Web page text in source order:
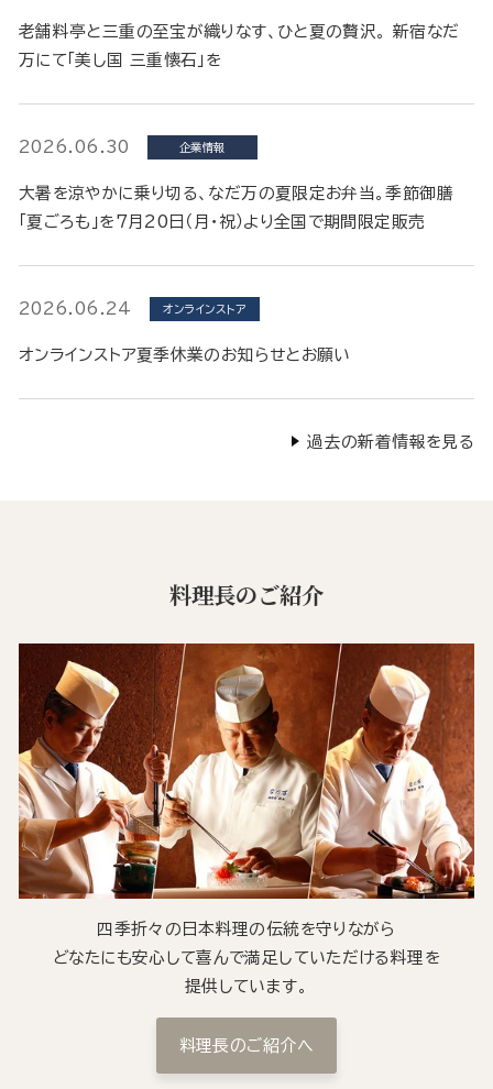
老舗料亭と三重の至宝が織りなす、ひと夏の贅沢。 新宿なだ
万にて「美し国 三重懐石」を
2026.06.30 企業情報
大暑を涼やかに乗り切る、なだ万の夏限定お弁当。季節御膳
「夏ごろも」を7月20日（月・祝）より全国で期間限定販売
2026.06.24 オンラインストア
オンラインストア夏季休業のお知らせとお願い
過去の新着情報を見る
料理長のご紹介
四季折々の日本料理の伝統を守りながら
どなたにも安心して喜んで満足していただける料理を
提供しています。
料理長のご紹介へ